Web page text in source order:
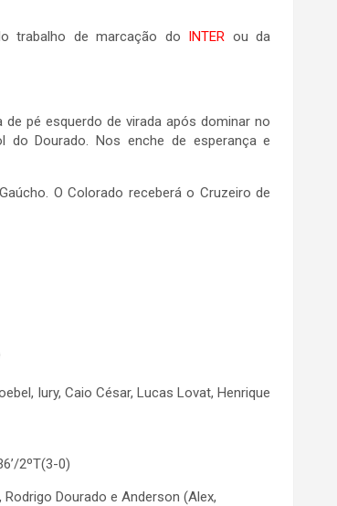
trabalho de marcação do INTER ou da
pé esquerdo de virada após dominar no
do Dourado. Nos enche de esperança e
O Colorado receberá o Cruzeiro de
Iury, Caio César, Lucas Lovat, Henrique
2ºT(3-0)
Dourado e Anderson (Alex,